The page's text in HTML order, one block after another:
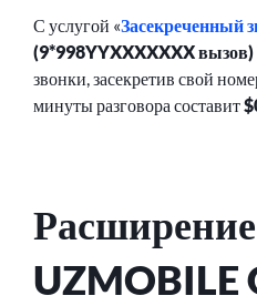
С услугой «Засекреченный
(9*998YYXXXXXXX вызов)
звонки, засекретив свой
минуты разговора составит
Расширение
UZMOBILE